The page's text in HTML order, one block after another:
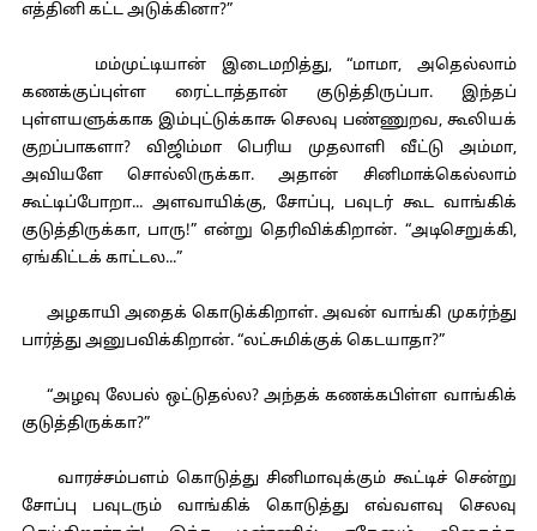
எத்தினி கட்ட அடுக்கினா?”
மம்முட்டியான் இடைமறித்து, “மாமா, அதெல்லாம்
கணக்குப்புள்ள ரைட்டாத்தான் குடுத்திருப்பா. இந்தப்
புள்ளயளுக்காக இம்புட்டுக்காசு செலவு பண்ணுறவ, கூலியக்
குறப்பாகளா? விஜிம்மா பெரிய முதலாளி வீட்டு அம்மா,
அவியளே சொல்லிருக்கா. அதான் சினிமாக்கெல்லாம்
கூட்டிப்போறா... அளவாயிக்கு, சோப்பு, பவுடர் கூட வாங்கிக்
குடுத்திருக்கா, பாரு!” என்று தெரிவிக்கிறான். “அடிசெறுக்கி,
ஏங்கிட்டக் காட்டல...”
அழகாயி அதைக் கொடுக்கிறாள். அவன் வாங்கி முகர்ந்து
பார்த்து அனுபவிக்கிறான். “லட்சுமிக்குக் கெடயாதா?”
“அழவு லேபல் ஒட்டுதல்ல? அந்தக் கணக்கபிள்ள வாங்கிக்
குடுத்திருக்கா?”
வாரச்சம்பளம் கொடுத்து சினிமாவுக்கும் கூட்டிச் சென்று
சோப்பு பவுடரும் வாங்கிக் கொடுத்து எவ்வளவு செலவு